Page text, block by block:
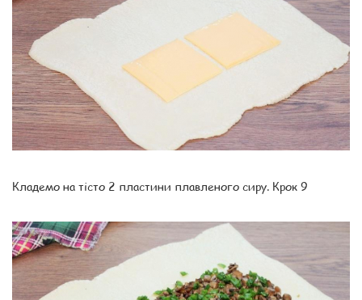
Кладемо на тісто 2 пластини плавленого сиру. Крок 9